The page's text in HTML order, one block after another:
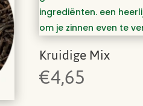
Kruidige Mix
€4,65